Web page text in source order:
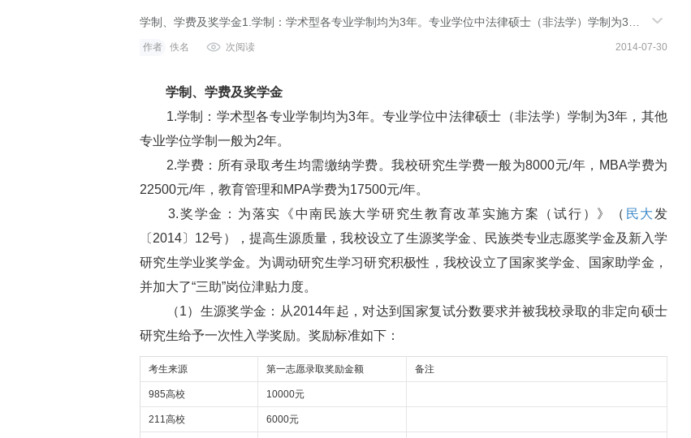
学制、学费及奖学金1.学制：学术型各专业学制均为3年。专业学位中法律硕士（非法学）学制为3
作者 佚名 次阅读 2014-07-30
学制、学费及奖学金
1.学制：学术型各专业学制均为3年。专业学位中法律硕士（非法学）学制为3年，其他
专业学位学制一般为2年。
2.学费：所有录取考生均需缴纳学费。我校研究生学费一般为8000元/年，MBA学费为
22500元/年，教育管理和MPA学费为17500元/年。
3.奖学金：为落实《中南民族大学研究生教育改革实施方案（试行）》（ 民大 发
〔2014〕12号），提高生源质量，我校设立了生源奖学金、民族类专业志愿奖学金及新入学
研究生学业奖学金。为调动研究生学习研究积极性，我校设立了国家奖学金、国家助学金，
并加大了“三助”岗位津贴力度。
（1）生源奖学金：从2014年起，对达到国家复试分数要求并被我校录取的非定向硕士
研究生给予一次性入学奖励。奖励标准如下：
考生来源 第一志愿录取奖励金额 备注
985高校 10000元
211高校 6000元